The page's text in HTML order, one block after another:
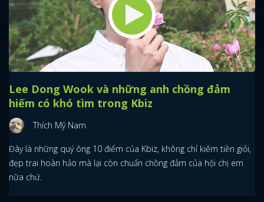
Lee Dong Wook và những anh chồng đảm
hiếm có khó tìm trong Kbiz
Thích Mỹ Nam
Đây là những quý ông 10 điểm của Kbiz, không chỉ kiếm tiền giỏi,
đẹp trai hoàn hảo mà lại còn chuẩn chồng đảm của hội chị em
nữa chứ.